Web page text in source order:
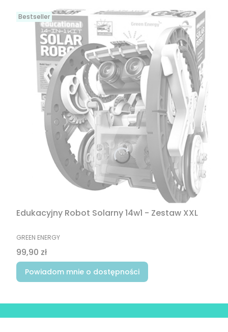
Bestseller
Edukacyjny Robot Solarny 14w1 - Zestaw XXL
PRODUCENT
GREEN ENERGY
Cena
99,90 zł
Powiadom mnie o dostępności